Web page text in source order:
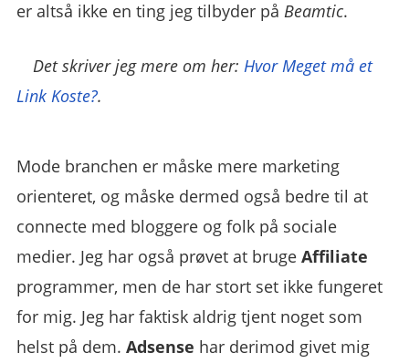
er altså ikke en ting jeg tilbyder påBeamtic.
Det skriver jeg mere om her: Hvor Meget må et
Link Koste?.
Mode branchen er måske mere marketing
orienteret, og måske dermed også bedre til at
connecte med bloggere og folk på sociale
medier. Jeg har også prøvet at brugeAffiliate
programmer, men de har stort set ikke fungeret
for mig. Jeg har faktisk aldrig tjent noget som
helst på dem.Adsense har derimod givet mig